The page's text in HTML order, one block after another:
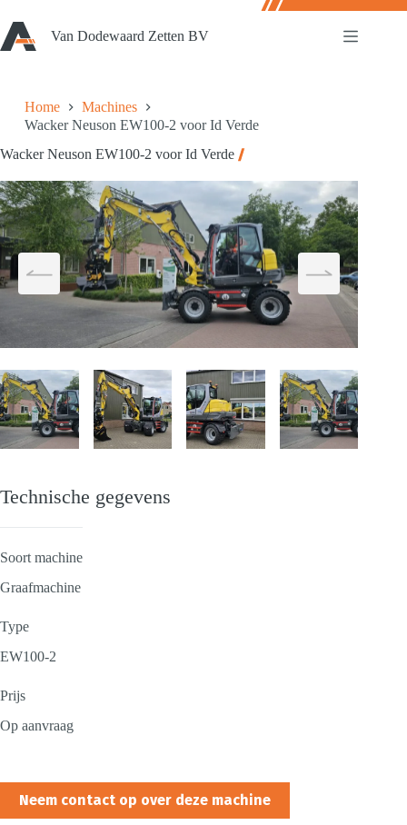
naar
de
inhoud
Van Dodewaard Zetten BV
Home
Machines
Wacker Neuson EW100-2 voor Id Verde
Wacker Neuson EW100-2 voor Id Verde
Technische gegevens
Soort machine
Graafmachine
Type
EW100-2
Prijs
Op aanvraag
Neem contact op over deze machine